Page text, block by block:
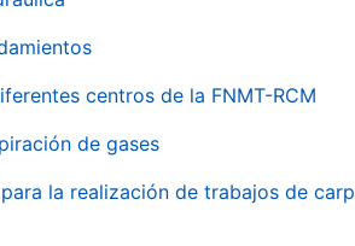
centros de la FNMT-RCM
de gases
la realización de trabajos de